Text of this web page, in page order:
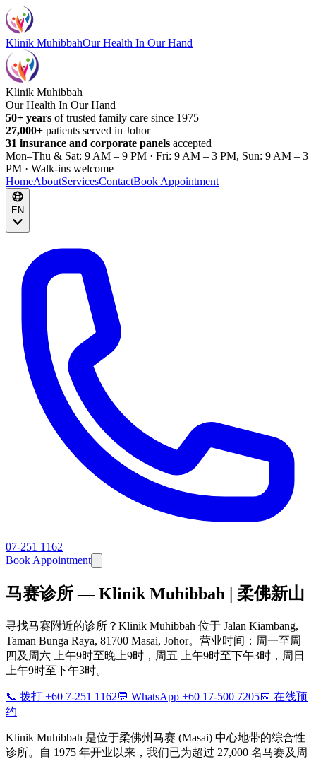
Klinik MuhibbahOur Health In Our Hand
Klinik Muhibbah
Our Health In Our Hand
50+ years of trusted family care since 1975
27,000+ patients served in Johor
31 insurance and corporate panels accepted
Mon–Thu & Sat: 9 AM – 9 PM · Fri: 9 AM – 3 PM, Sun: 9 AM – 3
PM · Walk-ins welcome
HomeAboutServicesContactBook Appointment
EN
07-251 1162
Book Appointment
马赛诊所 — Klinik Muhibbah | 柔佛新山
寻找马赛附近的诊所？Klinik Muhibbah 位于 Jalan Kiambang,
Taman Bunga Raya, 81700 Masai, Johor。营业时间：周一至周
四及周六 上午9时至晚上9时，周五 上午9时至下午3时，周日
上午9时至下午3时。
📞 拨打 +60 7-251 1162💬 WhatsApp +60 17-500 7205📅 在线预
约
Klinik Muhibbah 是位于柔佛州马赛 (Masai) 中心地带的综合性
诊所。自 1975 年开业以来，我们已为超过 27,000 名马赛及周